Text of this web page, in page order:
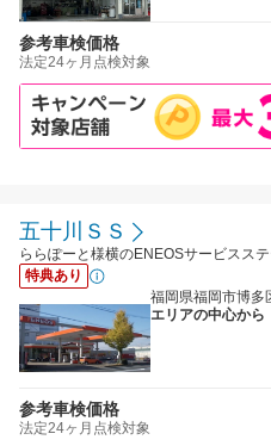
参考車検価格
法定24ヶ月点検対象
五十川ＳＳ
ららぽーと様横のENEOSサービスステ
特典あり
福岡県福岡市博多
エリアの中心から
参考車検価格
法定24ヶ月点検対象